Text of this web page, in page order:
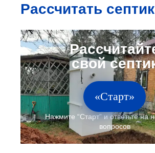
Рассчитать септик
«Старт»